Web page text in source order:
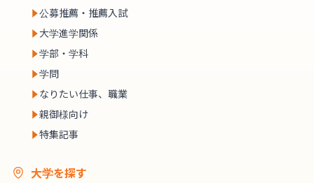
公募推薦・推薦入試
大学進学関係
学部・学科
学問
なりたい仕事、職業
親御様向け
特集記事
大学を探す